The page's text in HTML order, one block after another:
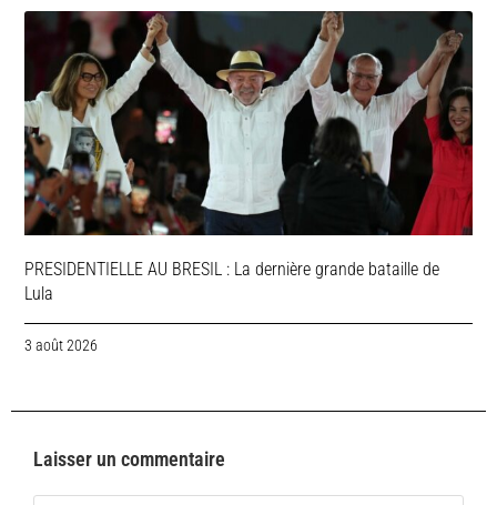
PRESIDENTIELLE AU BRESIL : La dernière grande bataille de
Lula
3 août 2026
Laisser un commentaire